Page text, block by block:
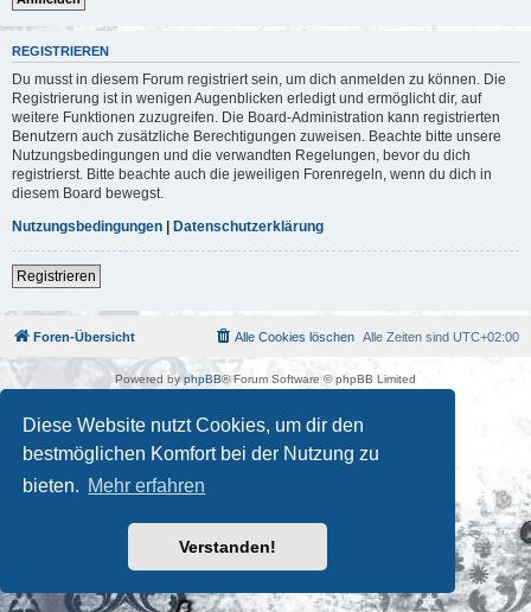
Diese Website nutzt Cookies, um dir den
bestmöglichen Komfort bei der Nutzung zu
bieten. Mehr erfahren
Verstanden!
REGISTRIEREN
Du musst in diesem Forum registriert sein, um dich anmelden zu können. Die
Registrierung ist in wenigen Augenblicken erledigt und ermöglicht dir, auf
weitere Funktionen zuzugreifen. Die Board-Administration kann registrierten
Benutzern auch zusätzliche Berechtigungen zuweisen. Beachte bitte unsere
Nutzungsbedingungen und die verwandten Regelungen, bevor du dich
registrierst. Bitte beachte auch die jeweiligen Forenregeln, wenn du dich in
diesem Board bewegst.
Nutzungsbedingungen | Datenschutzerklärung
Registrieren
Foren-Übersicht Alle Zeiten sind UTC+02:00
Alle Cookies löschen
Powered by phpBB® Forum Software © phpBB Limited
Kulturkosmos Müritz e.V|Fusion Festival|Mastodon